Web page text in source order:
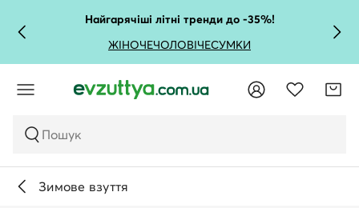
Найгарячіші літні тренди до -35%!
ЖІНОЧЕЧОЛОВІЧЕСУМКИ
Пошук
Зимове взуття